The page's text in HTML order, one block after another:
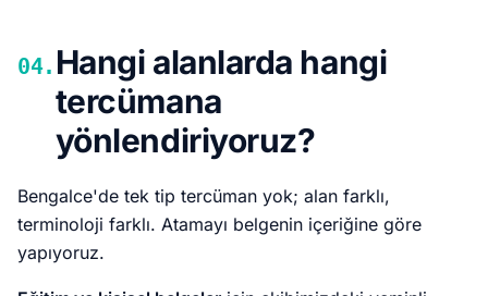
04. Hangi alanlarda hangi
tercümana
yönlendiriyoruz?
Bengalce'de tek tip tercüman yok; alan farklı,
terminoloji farklı. Atamayı belgenin içeriğine göre
yapıyoruz.